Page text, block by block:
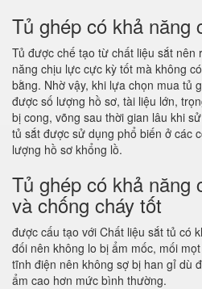
Tủ ghép có khả năng
Tủ được chế tạo từ chất liệu sắt nên
năng chịu lực cực kỳ tốt mà không
bằng. Nhờ vậy, khi lựa chọn mua tủ
được số lượng hồ sơ, tài liệu lớn,
bị cong, võng sau thời gian lâu khi
tủ sắt được sử dụng phổ biến ở các
lượng hồ sơ khổng lồ.
Tủ ghép có khả năng
và chống cháy tốt
được cấu tạo với Chất liệu sắt tủ có
đối nên không lo bị ẩm mốc, mối
tĩnh điện nên không sợ bị han gỉ dù
ẩm cao hơn mức bình thường.